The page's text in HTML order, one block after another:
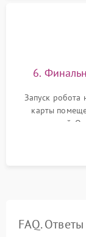
6.
Запуск робота
карты
препятствий.
Тестирование
FAQ.